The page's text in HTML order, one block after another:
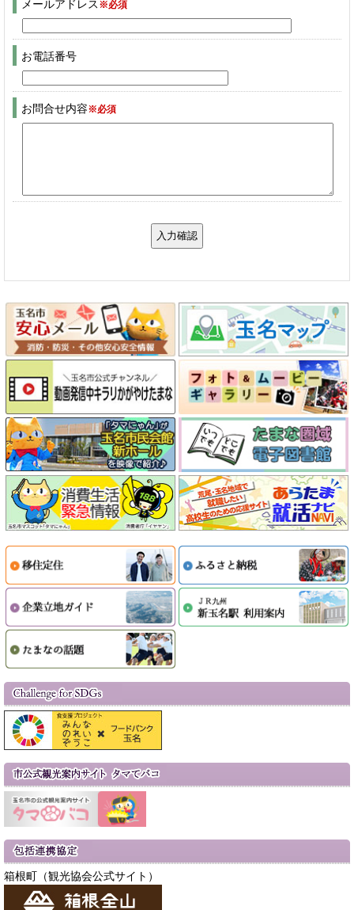
メールアドレス ※必須
お電話番号
お問合せ内容※必須
箱根町（観光協会公式サイト）